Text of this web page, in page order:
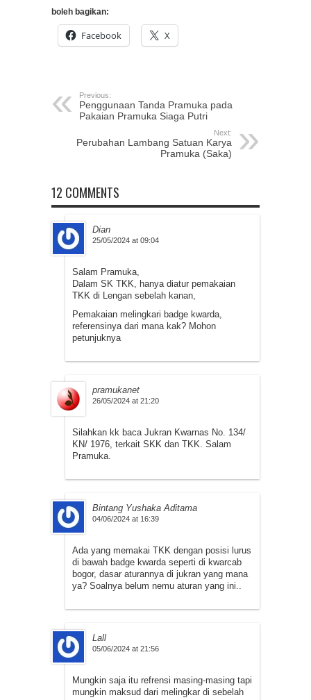
boleh bagikan:
Facebook X
Previous:
Penggunaan Tanda Pramuka pada
Pakaian Pramuka Siaga Putri
Next:
Perubahan Lambang Satuan Karya
Pramuka (Saka)
12 COMMENTS
Dian
25/05/2024 at 09:04
Salam Pramuka,
Dalam SK TKK, hanya diatur pemakaian
TKK di Lengan sebelah kanan,
Pemakaian melingkari badge kwarda,
referensinya dari mana kak? Mohon
petunjuknya
pramukanet
26/05/2024 at 21:20
Silahkan kk baca Jukran Kwarnas No. 134/
KN/ 1976, terkait SKK dan TKK. Salam
Pramuka.
Bintang Yushaka Aditama
04/06/2024 at 16:39
Ada yang memakai TKK dengan posisi lurus
di bawah badge kwarda seperti di kwarcab
bogor, dasar aturannya di jukran yang mana
ya? Soalnya belum nemu aturan yang ini..
Lall
05/06/2024 at 21:56
Mungkin saja itu refrensi masing-masing tapi
mungkin maksud dari melingkar di sebelah